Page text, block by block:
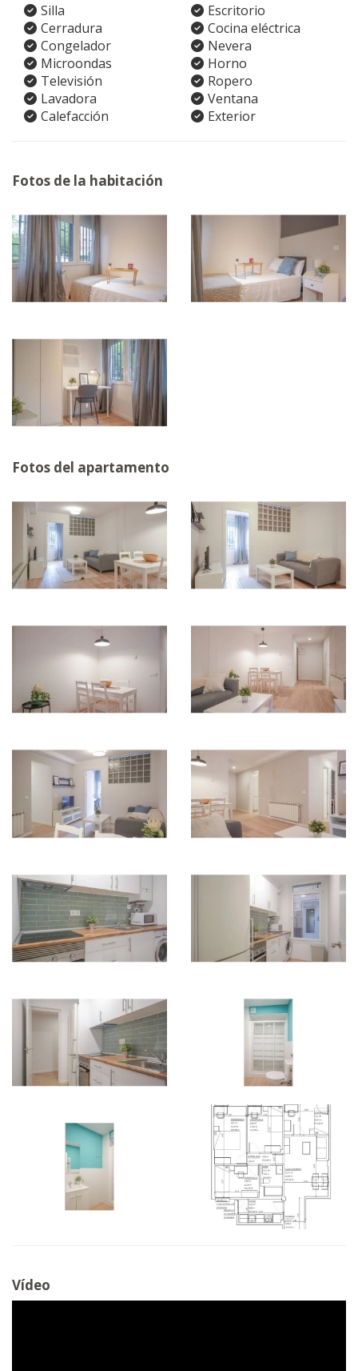
Silla
Escritorio
Cerradura
Cocina eléctrica
Congelador
Nevera
Microondas
Horno
Televisión
Ropero
Lavadora
Ventana
Calefacción
Exterior
Fotos de la habitación
Fotos del apartamento
Vídeo